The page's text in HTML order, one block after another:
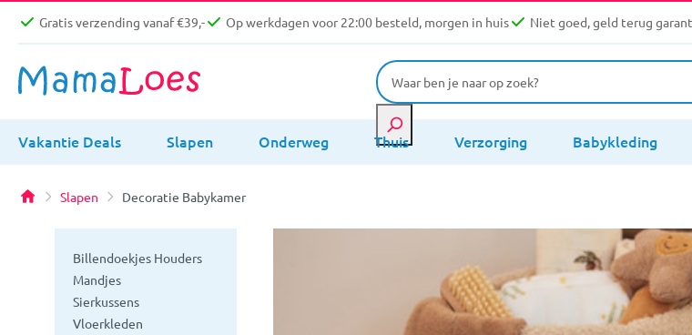
Gratis verzending vanaf €39,- Op werkdagen voor 22:00 besteld, morgen in huis Niet goed, geld terug
Vakantie Deals Slapen Onderweg Thuis Verzorging Babykleding
Slapen Decoratie Babykamer
Billendoekjes Houders
Mandjes
Sierkussens
Vloerkleden